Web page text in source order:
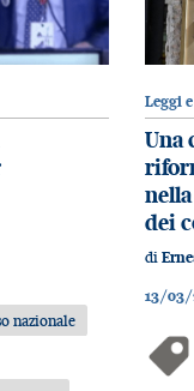
nazionale
Leggi
Una
dei
di
13/03/